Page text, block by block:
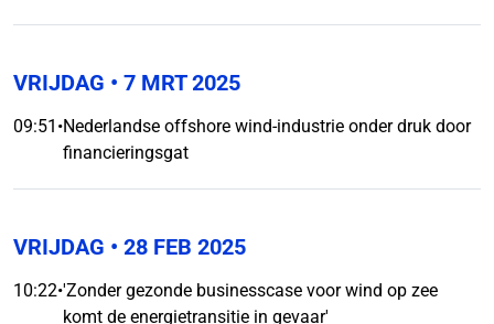
VRIJDAG • 7 MRT 2025
09:51 •Nederlandse offshore wind-industrie onder druk door
financieringsgat
VRIJDAG • 28 FEB 2025
10:22•'Zonder gezonde businesscase voor wind op zee
komt de energietransitie in gevaar'